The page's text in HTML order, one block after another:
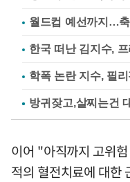
월드컵 예선까지…
한국 떠난 김지수,
학폭 논란 지수, 필
이어 "아직까지 고위
적의 혈전치료에 대한